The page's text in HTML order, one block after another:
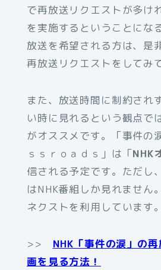
で再放送リクエストが多け
を実施するということにな
放送を希望される方は、是
再放送リクエストをしてみ
また、放送時間に制約され
い時に見れるという観点で
がオススメです。「事件の
ｓｓｒｏａｄｓ」は「NHK
信される予定です。ただし
はNHK番組しか見れません
ネクストを利用しています。
>> NHK「事件の涙」の
画を見る方法！